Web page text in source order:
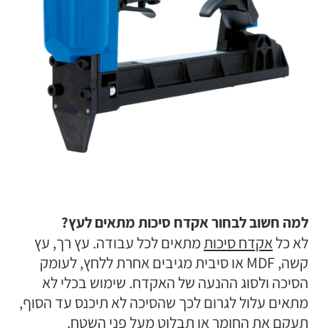
למה חשוב לבחור אקדח סיכות מתאים לעץ?
לא כלאקדח סיכותמתאים לכל עבודה. עץ רך, עץ
קשה, MDF או סיבית מגיבים אחרת ללחץ, לעומק
הסיכה ולסוג ההנעה של האקדח. שימוש בכלי לא
מתאים עלול לגרום לכך שהסיכה לא תיכנס עד הסוף,
תעקם את החומר או תבלוט מעל פני השטח.